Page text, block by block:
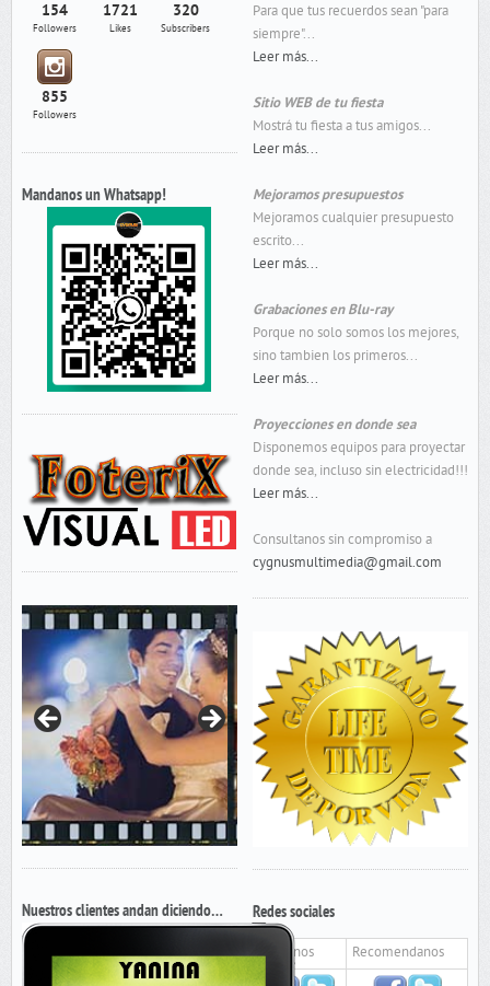
154
Followers
1721
Likes
320
Subscribers
855
Followers
Mandanos un Whatsapp!
Nuestros clientes andan diciendo…
Para que tus recuerdos sean "para
siempre"...
Leer más...
Sitio WEB de tu fiesta
Mostrá tu fiesta a tus amigos...
Leer más...
Mejoramos presupuestos
Mejoramos cualquier presupuesto
escrito...
Leer más...
Grabaciones en Blu-ray
Porque no solo somos los mejores,
sino tambien los primeros...
Leer más...
Proyecciones en donde sea
Disponemos equipos para proyectar
donde sea, incluso sin electricidad!!!
Leer más...
Consultanos sin compromiso a
cygnusmultimedia@gmail.com
Redes sociales
Seguinos Recomendanos